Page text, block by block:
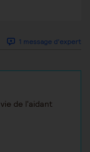
1 message d'expert
de l'aidant